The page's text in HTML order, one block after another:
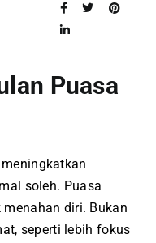
Puasa
soleh. Puasa
diri. Bukan
seperti lebih fokus